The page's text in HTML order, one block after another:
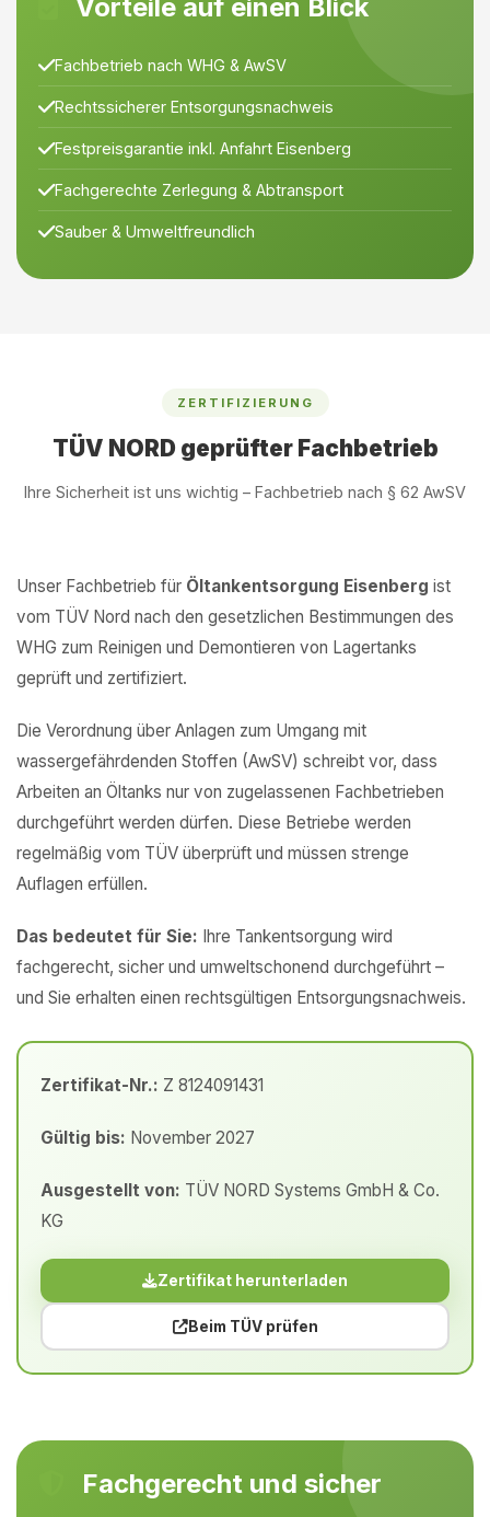
Vorteile auf einen Blick
Fachbetrieb nach WHG & AwSV
Rechtssicherer Entsorgungsnachweis
Festpreisgarantie inkl. Anfahrt Eisenberg
Fachgerechte Zerlegung & Abtransport
Sauber & Umweltfreundlich
ZERTIFIZIERUNG
TÜV NORD geprüfter Fachbetrieb
Ihre Sicherheit ist uns wichtig – Fachbetrieb nach § 62 AwSV
Unser Fachbetrieb für Öltankentsorgung Eisenberg ist
vom TÜV Nord nach den gesetzlichen Bestimmungen des
WHG zum Reinigen und Demontieren von Lagertanks
geprüft und zertifiziert.
Die Verordnung über Anlagen zum Umgang mit
wassergefährdenden Stoffen (AwSV) schreibt vor, dass
Arbeiten an Öltanks nur von zugelassenen Fachbetrieben
durchgeführt werden dürfen. Diese Betriebe werden
regelmäßig vom TÜV überprüft und müssen strenge
Auflagen erfüllen.
Das bedeutet für Sie: Ihre Tankentsorgung wird
fachgerecht, sicher und umweltschonend durchgeführt –
und Sie erhalten einen rechtsgültigen Entsorgungsnachweis.
Zertifikat-Nr.: Z 8124091431
Gültig bis: November 2027
Ausgestellt von: TÜV NORD Systems GmbH & Co.
KG
Zertifikat herunterladen
Beim TÜV prüfen
Fachgerecht und sicher